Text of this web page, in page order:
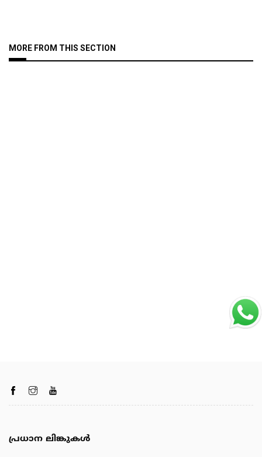
MORE FROM THIS SECTION
പ്രധാന ലിങ്കുകൾ